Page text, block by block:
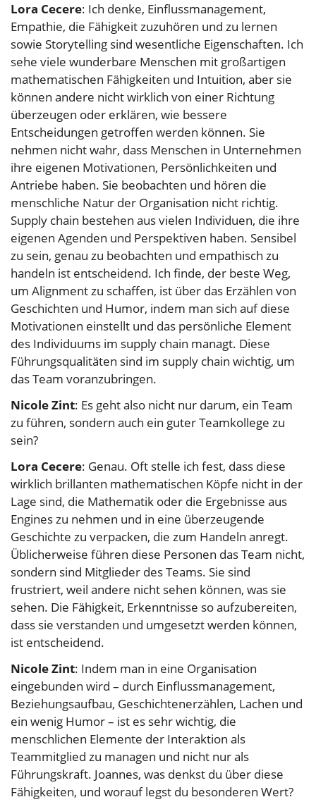
Lora Cecere: Ich denke, Einflussmanagement,
Empathie, die Fähigkeit zuzuhören und zu lernen
sowie Storytelling sind wesentliche Eigenschaften. Ich
sehe viele wunderbare Menschen mit großartigen
mathematischen Fähigkeiten und Intuition, aber sie
können andere nicht wirklich von einer Richtung
überzeugen oder erklären, wie bessere
Entscheidungen getroffen werden können. Sie
nehmen nicht wahr, dass Menschen in Unternehmen
ihre eigenen Motivationen, Persönlichkeiten und
Antriebe haben. Sie beobachten und hören die
menschliche Natur der Organisation nicht richtig.
Supply chain bestehen aus vielen Individuen, die ihre
eigenen Agenden und Perspektiven haben. Sensibel
zu sein, genau zu beobachten und empathisch zu
handeln ist entscheidend. Ich finde, der beste Weg,
um Alignment zu schaffen, ist über das Erzählen von
Geschichten und Humor, indem man sich auf diese
Motivationen einstellt und das persönliche Element
des Individuums im supply chain managt. Diese
Führungsqualitäten sind im supply chain wichtig, um
das Team voranzubringen.
Nicole Zint: Es geht also nicht nur darum, ein Team
zu führen, sondern auch ein guter Teamkollege zu
sein?
Lora Cecere: Genau. Oft stelle ich fest, dass diese
wirklich brillanten mathematischen Köpfe nicht in der
Lage sind, die Mathematik oder die Ergebnisse aus
Engines zu nehmen und in eine überzeugende
Geschichte zu verpacken, die zum Handeln anregt.
Üblicherweise führen diese Personen das Team nicht,
sondern sind Mitglieder des Teams. Sie sind
frustriert, weil andere nicht sehen können, was sie
sehen. Die Fähigkeit, Erkenntnisse so aufzubereiten,
dass sie verstanden und umgesetzt werden können,
ist entscheidend.
Nicole Zint: Indem man in eine Organisation
eingebunden wird – durch Einflussmanagement,
Beziehungsaufbau, Geschichtenerzählen, Lachen und
ein wenig Humor – ist es sehr wichtig, die
menschlichen Elemente der Interaktion als
Teammitglied zu managen und nicht nur als
Führungskraft. Joannes, was denkst du über diese
Fähigkeiten, und worauf legst du besonderen Wert?